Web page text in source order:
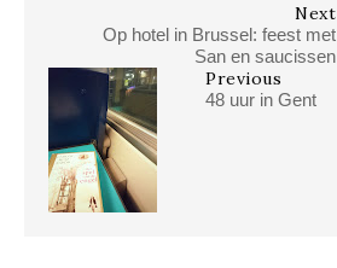
Next
Op hotel in Brussel: feest met
San en saucissen
Previous
48 uur in Gent